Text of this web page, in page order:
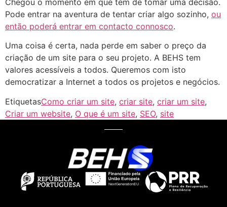
Chegou o momento em que tem de tomar uma decisão.
Pode entrar na aventura de tentar criar algo sozinho, ou
então poderá entrar em contacto connosco.
Uma coisa é certa, nada perde em saber o preço da
criação de um site para o seu projeto. A BEHS tem
valores acessíveis a todos. Queremos com isto
democratizar a Internet a todos os projetos e negócios.
EtiquetasComo criar um site, criar site, criar um site,
Criar um website, O que é um site, SEO, site